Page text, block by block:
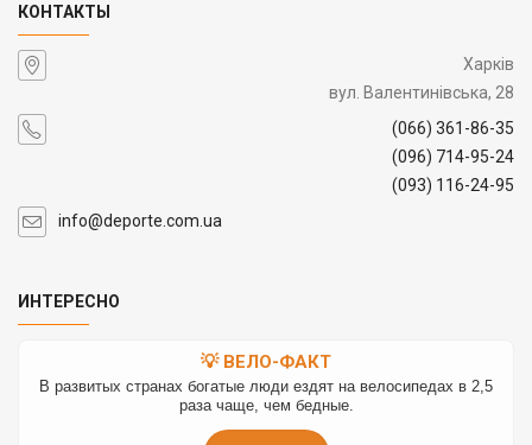
КОНТАКТЫ
Харків
вул. Валентинівська, 28
(066) 361-86-35
(096) 714-95-24
(093) 116-24-95
info@deporte.com.ua
ИНТЕРЕСНО
💡 ВЕЛО-ФАКТ
В развитых странах богатые люди ездят на велосипедах в 2,5
раза чаще, чем бедные.